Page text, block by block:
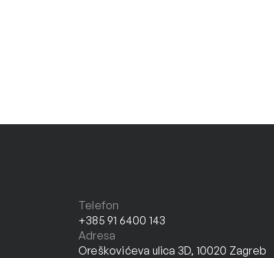
Telefon
+385 91 6400 143
Adresa
Oreškovićeva ulica 3D, 10020 Zagreb